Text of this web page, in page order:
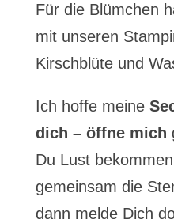
Für die Blümchen
mit unseren
Kirschblüte und
Ich hoffe meine
dich – öffne mich
Du Lust
gemeinsam die
dann melde Dich